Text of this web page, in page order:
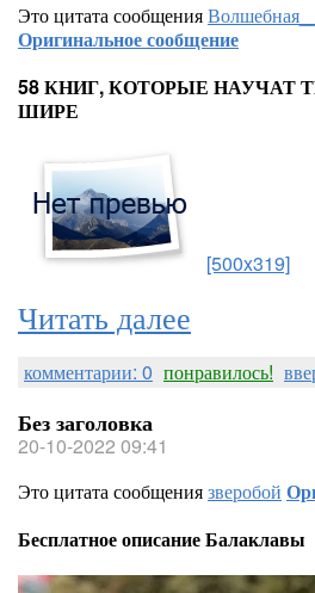
Это цитата сообщения
Оригинальное сообщение
58 КНИГ, КОТОРЫЕ НАУЧАТ
ШИРЕ
[500x319]
Читать далее
комментарии: 0 понравилось!
Без заголовка
20-10-2022 09:41
Это цитата сообщениязверобой
Бесплатное описание Балаклавы